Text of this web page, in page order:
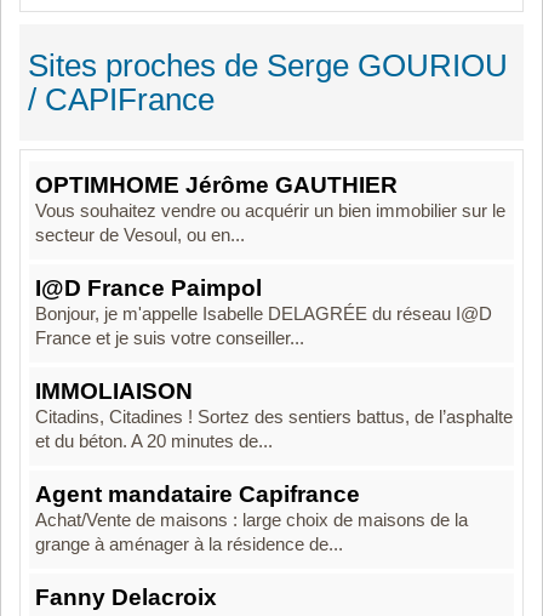
Sites proches de Serge GOURIOU
/ CAPIFrance
OPTIMHOME Jérôme GAUTHIER
Vous souhaitez vendre ou acquérir un bien immobilier sur le
secteur de Vesoul, ou en...
I@D France Paimpol
Bonjour, je m'appelle Isabelle DELAGRÉE du réseau I@D
France et je suis votre conseiller...
IMMOLIAISON
Citadins, Citadines ! Sortez des sentiers battus, de l’asphalte
et du béton. A 20 minutes de...
Agent mandataire Capifrance
Achat/Vente de maisons : large choix de maisons de la
grange à aménager à la résidence de...
Fanny Delacroix